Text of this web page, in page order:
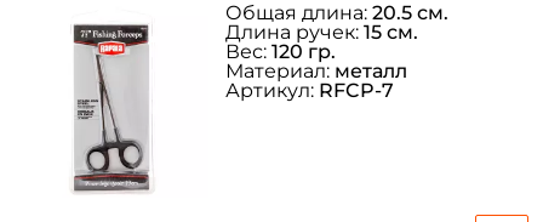
Общая длина: 20.5 см.
Длина ручек: 15 см.
Вес: 120 гр.
Материал: металл
Артикул: RFCP-7